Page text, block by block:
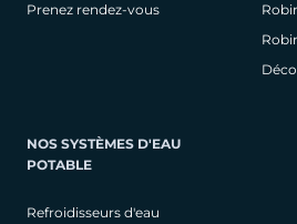
Prenez rendez-vous
NOS SYSTÈMES D'EAU
POTABLE
Refroidisseurs d'eau